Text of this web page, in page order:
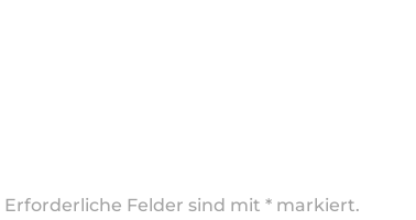
Erforderliche Felder sind mit * markiert.